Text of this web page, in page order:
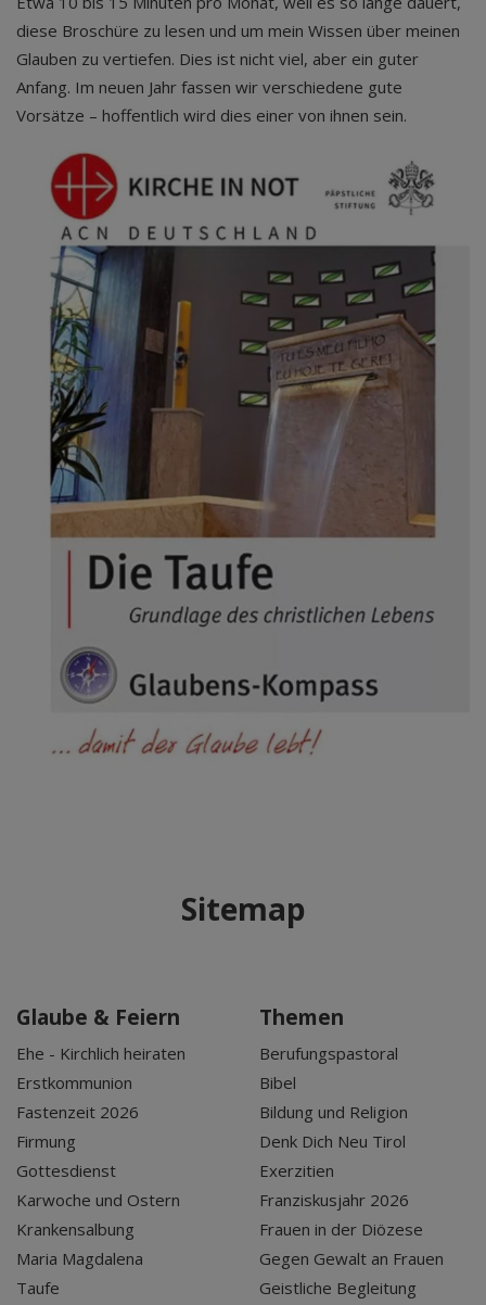
diese Broschüre zu lesen und um mein Wissen über meinen
Glauben zu vertiefen. Dies ist nicht viel, aber ein guter
Anfang. Im neuen Jahr fassen wir verschiedene gute
Vorsätze – hoffentlich wird dies einer von ihnen sein.
Sitemap
Glaube & Feiern
Ehe - Kirchlich heiraten
Erstkommunion
Fastenzeit 2026
Firmung
Gottesdienst
Karwoche und Ostern
Krankensalbung
Maria Magdalena
Taufe
Themen
Berufungspastoral
Bibel
Bildung und Religion
Denk Dich Neu Tirol
Exerzitien
Franziskusjahr 2026
Frauen in der Diözese
Gegen Gewalt an Frauen
Geistliche Begleitung